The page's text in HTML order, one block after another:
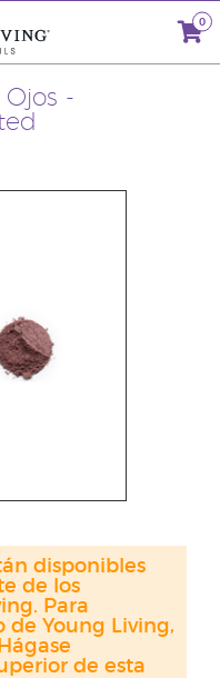
0
-
disponibles
de los
Para
Young Living,
de esta